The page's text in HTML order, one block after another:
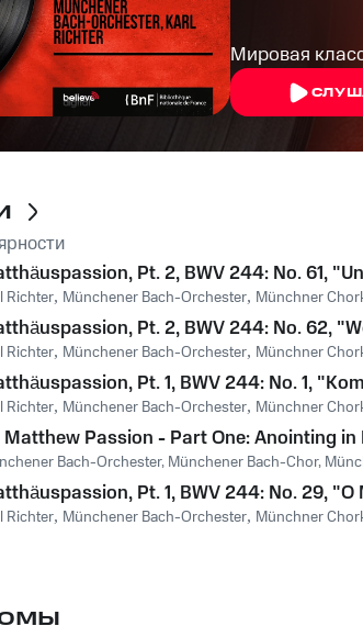
Мировая
Pt. 2, BWV 244: No. 61,
Richter, Münchener Bach-Orchester, Münchner
Pt. 2, BWV 244: No. 62,
Richter, Münchener Bach-Orchester, Münchner
Pt. 1, BWV 244: No. 1,
Richter, Münchener Bach-Orchester, Münchner
Matthew Passion - Part One: Anointing
Bach-Orchester, Münchener Bach-Chor,
Pt. 1, BWV 244: No. 29,
Richter, Münchener Bach-Orchester, Münchner